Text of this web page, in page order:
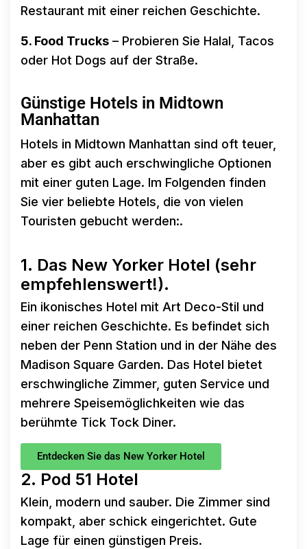
Restaurant mit einer reichen Geschichte.
5. Food Trucks – Probieren Sie Halal, Tacos
oder Hot Dogs auf der Straße.
Günstige Hotels in Midtown
Manhattan
Hotels in Midtown Manhattan sind oft teuer,
aber es gibt auch erschwingliche Optionen
mit einer guten Lage. Im Folgenden finden
Sie vier beliebte Hotels, die von vielen
Touristen gebucht werden:.
1. Das New Yorker Hotel (sehr
empfehlenswert!).
Ein ikonisches Hotel mit Art Deco-Stil und
einer reichen Geschichte. Es befindet sich
neben der Penn Station und in der Nähe des
Madison Square Garden. Das Hotel bietet
erschwingliche Zimmer, guten Service und
mehrere Speisemöglichkeiten wie das
berühmte Tick Tock Diner.
Entdecken Sie das New Yorker Hotel
2. Pod 51 Hotel
Klein, modern und sauber. Die Zimmer sind
kompakt, aber schick eingerichtet. Gute
Lage für einen günstigen Preis.